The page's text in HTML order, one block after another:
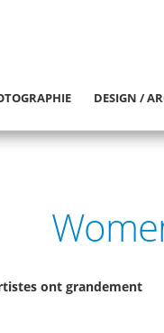
DESIGN /
ont grandement